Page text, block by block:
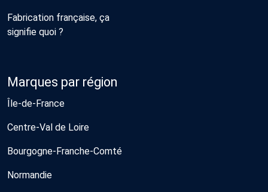
Fabrication française, ça
signifie quoi ?
Marques par région
Île-de-France
Centre-Val de Loire
Bourgogne-Franche-Comté
Normandie